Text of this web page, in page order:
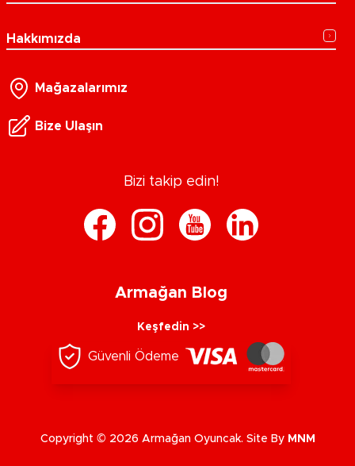
Hakkımızda
Mağazalarımız
Bize Ulaşın
Bizi takip edin!
Armağan Blog
Keşfedin >>
Güvenli Ödeme
Copyright © 2026 Armağan Oyuncak. Site By MNM